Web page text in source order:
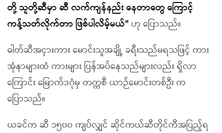
တို့ သူတို့ဆီမှာ ဆီ လက်ကျန်နည်း နေတာတွေ ကြောင့်
ကန့်သတ်လိုက်တာ ဖြစ်ပါလိမ့်မယ်” ဟု ပြောသည်။
ဓါတ်ဆီအငှားကား မောင်းသူအချို့ ခရီးသည်မရသဖြင့် ကား
အုံနာများထံ ကားများ ပြန်အပ်နေသည်များလည်း ရှိလာ
ကြောင်း မြောက်ဒဂုံမှ တက္ကစီ ယာဉ်မောင်းတစ်ဦး က
ပြောသည်။
ယခင်က ဆီ ၁၅၀၀ ကျပ်လျှင် ဆိုင်ကယ်ဆီတိုင်ကီအပြည့်ရ